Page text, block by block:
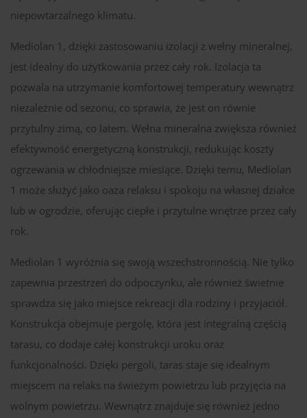
niepowtarzalnego klimatu.
Mediolan 1, dzięki zastosowaniu izolacji z wełny mineralnej,
jest idealny do użytkowania przez cały rok. Izolacja ta
pozwala na utrzymanie komfortowej temperatury wewnątrz
niezależnie od sezonu, co sprawia, że jest on równie
przytulny zimą, co latem. Wełna mineralna zwiększa również
efektywność energetyczną konstrukcji, redukując koszty
ogrzewania w chłodniejsze miesiące. Dzięki temu, Mediolan
1 może służyć jako oaza relaksu i spokoju na własnej działce
lub w ogrodzie, oferując ciepłe i przytulne wnętrze przez cały
rok.
Mediolan 1 wyróżnia się swoją wszechstronnością. Nie tylko
zapewnia przestrzeń do odpoczynku, ale również świetnie
sprawdza się jako miejsce rekreacji dla rodziny i przyjaciół.
Konstrukcja obejmuje pergolę, która jest integralną częścią
tarasu, co dodaje całej konstrukcji uroku oraz
funkcjonalności. Dzięki pergoli, taras staje się idealnym
miejscem na relaks na świeżym powietrzu lub przyjęcia na
wolnym powietrzu. Wewnątrz znajduje się również jedno